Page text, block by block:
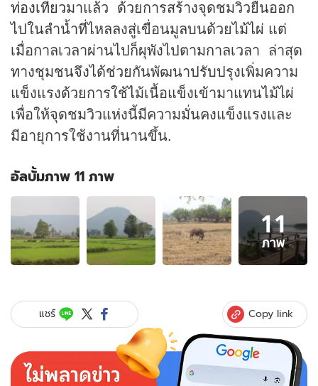
ท่องเที่ยวมาแล้ว ด้วยการสร้างจุดชมวิวยื่นออก
ไปในลำน้ำที่ไหลลงสู่เขื่อนมูลบนด้วยไม้ไผ่ แต่
เมื่อกาลเวลาผ่านไปก็ผุพังไปตามกาลเวลา ล่าสุด
ทางชุมชนจึงได้ช่วยกันพัฒนาปรับปรุงเพิ่มความ
แข็งแรงด้วยการใช้ไม้เนื้อแข็งเข้ามาแทนไม้ไผ่
เพื่อให้จุดชมวิวแห่งนี้มีความมั่นคงแข็งแรงและ
มีอายุการใช้งานที่นานขึ้น.
อัลบั้มภาพ 11 ภาพ
อัลบั้ม
ภาพ
11
ภาพ
ของ
โคราช
งดงาม
อีสาน
บ้าน
11
ภาพ
แชร์ Copy link